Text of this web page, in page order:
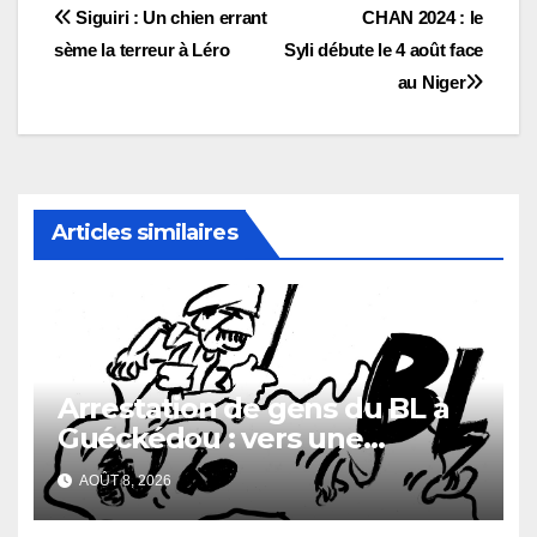
Navigation
l’article
CHAN 2024 : le
Syli débute le 4 août face
au Niger
Siguiri : Un chien errant
sème la terreur à Léro
Articles similaires
Arrestation de gens du BL à
Guéckédou : vers une
démission des conseillés du
parti à Ouendé-Kénéma ?
AOÛT 8, 2026